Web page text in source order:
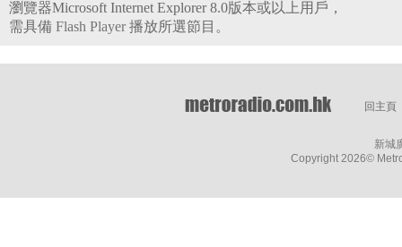
瀏覽器Microsoft Internet Explorer 8.0版本或以上用戶，
需具備 Flash Player 播放所選節目。
回主頁
新城
Copyright 2026©